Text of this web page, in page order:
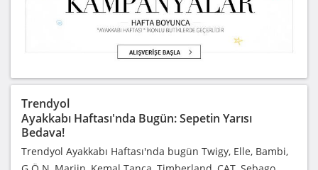
Trendyol
Ayakkabı Haftası'nda Bugün: Sepetin Yarısı
Bedava!
Trendyol Ayakkabı Haftası'nda bugün Twigy, Elle, Bambi,